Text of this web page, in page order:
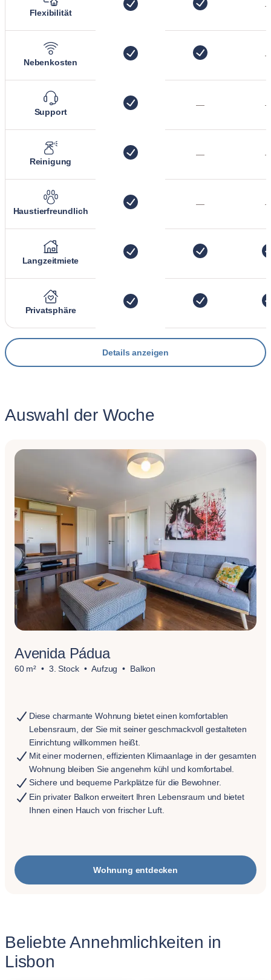
Flexibilität
Nebenkosten
Support
—
Reinigung
—
Haustierfreundlich
—
Langzeitmiete
Privatsphäre
Details anzeigen
Auswahl der Woche
Avenida Pádua
60 m² 3. Stock Aufzug Balkon
Diese charmante Wohnung bietet einen komfortablen
Lebensraum, der Sie mit seiner geschmackvoll gestalteten
Einrichtung willkommen heißt.
Mit einer modernen, effizienten Klimaanlage in der gesamten
Wohnung bleiben Sie angenehm kühl und komfortabel.
Sichere und bequeme Parkplätze für die Bewohner.
Ein privater Balkon erweitert Ihren Lebensraum und bietet
Ihnen einen Hauch von frischer Luft.
Wohnung entdecken
Beliebte Annehmlichkeiten in
Lisbon